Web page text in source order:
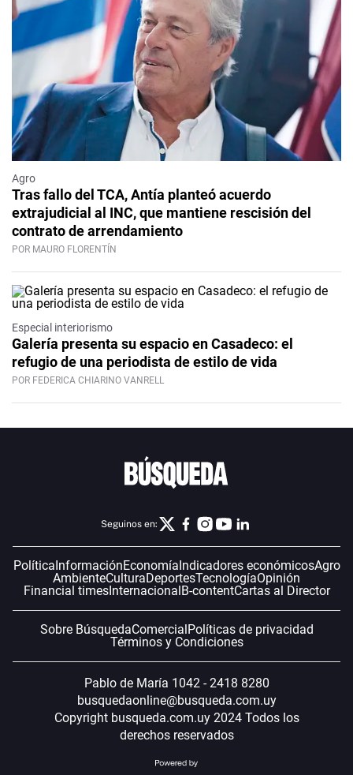
Agro
Tras fallo del TCA, Antía planteó acuerdo
extrajudicial al INC, que mantiene rescisión del
contrato de arrendamiento
POR MAURO FLORENTÍN
Especial interiorismo
Galería presenta su espacio en Casadeco: el
refugio de una periodista de estilo de vida
POR FEDERICA CHIARINO VANRELL
Seguinos en:
PolíticaInformaciónEconomíaIndicadores económicosAgro
AmbienteCulturaDeportesTecnologíaOpinión
Financial timesInternacionalB-contentCartas al Director
Sobre BúsquedaComercialPolíticas de privacidad
Términos y Condiciones
Pablo de María 1042 - 2418 8280
busquedaonline@busqueda.com.uy
Copyright busqueda.com.uy 2024 Todos los
derechos reservados